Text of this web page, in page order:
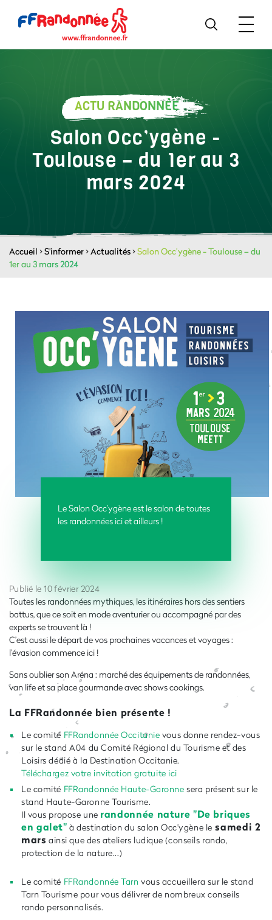
ACTU RANDONNÉE
Salon Occ’ygène -
Toulouse – du 1er au 3
mars 2024
Accueil >S'informer>Actualités>Salon Occ’ygène - Toulouse – du
1er au 3 mars 2024
Le Salon Occ’ygèneest le salon de toutes
les randonnées ici et ailleurs !
Publié le 10 février 2024
Toutes les randonnées mythiques, les itinéraires hors des sentiers
battus, que ce soit en mode aventurier ou accompagné par des
experts se trouvent là !
C’est aussi le départ de vos prochaines vacances et voyages :
l’évasion commence ici !
Sans oublier son Aréna : marché des équipements de randonnées,
van life et sa place gourmande avec shows cookings.
La FFRandonnée bien présente !
Le comité FFRandonnée Occitanie vous donne rendez-vous
sur le stand A04 du Comité Régional du Tourisme et des
Loisirs dédié à la Destination Occitanie.
Téléchargez votre invitation gratuite ici
Le comité FFRandonnée Haute-Garonne sera présent sur le
stand Haute-Garonne Tourisme.
Il vous propose une randonnée nature "De briques
en galet" à destination du salon Occ'ygène le samedi 2
mars ainsi que des ateliers ludique (conseils rando,
protection de la nature...)
Le comité FFRandonnée Tarn vous accueillera sur le stand
Tarn Tourisme pour vous délivrer de nombreux conseils
rando personnalisés.